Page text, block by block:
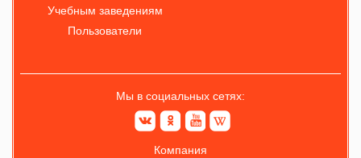
Учебным заведениям
Пользователи
Мы в социальных сетях:
Компания